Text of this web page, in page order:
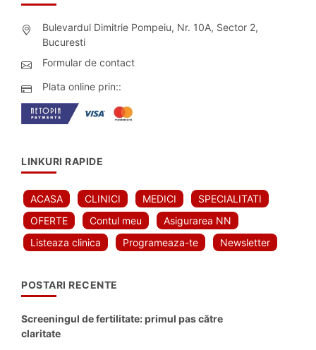
Bulevardul Dimitrie Pompeiu, Nr. 10A, Sector 2,
Bucuresti
Formular de contact
Plata online prin::
LINKURI RAPIDE
ACASA CLINICI MEDICI
SPECIALITATI
OFERTE
Contul meu
Asigurarea NN
Listeaza clinica
Programeaza-te Newsletter
POSTARI RECENTE
Screeningul de fertilitate: primul pas către
claritate